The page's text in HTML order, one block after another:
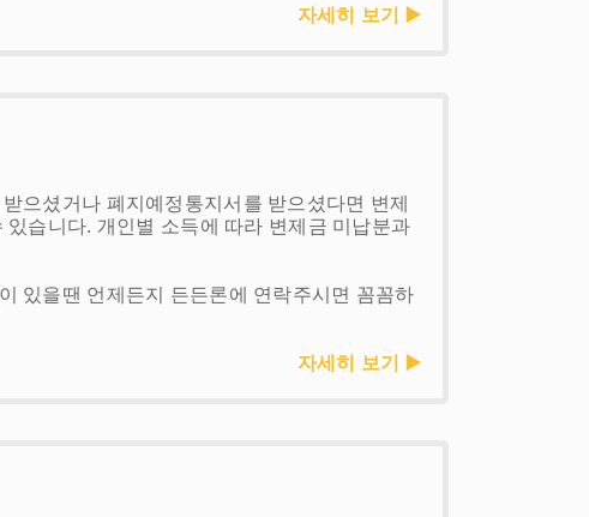
자세히 보기 ▶️
으셨거나 폐지예정통지서를 받으셨다면 변제
습니다. 개인별 소득에 따라 변제금 미납분과
있을땐 언제든지 든든론에 연락주시면 꼼꼼하
자세히 보기 ▶️